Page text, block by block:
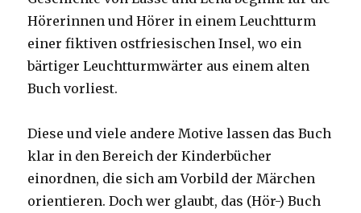
Hörerinnen und Hörer in einem Leuchtturm
einer fiktiven ostfriesischen Insel, wo ein
bärtiger Leuchtturmwärter aus einem alten
Buch vorliest.
Diese und viele andere Motive lassen das Buch
klar in den Bereich der Kinderbücher
einordnen, die sich am Vorbild der Märchen
orientieren. Doch wer glaubt, das (Hör-) Buch